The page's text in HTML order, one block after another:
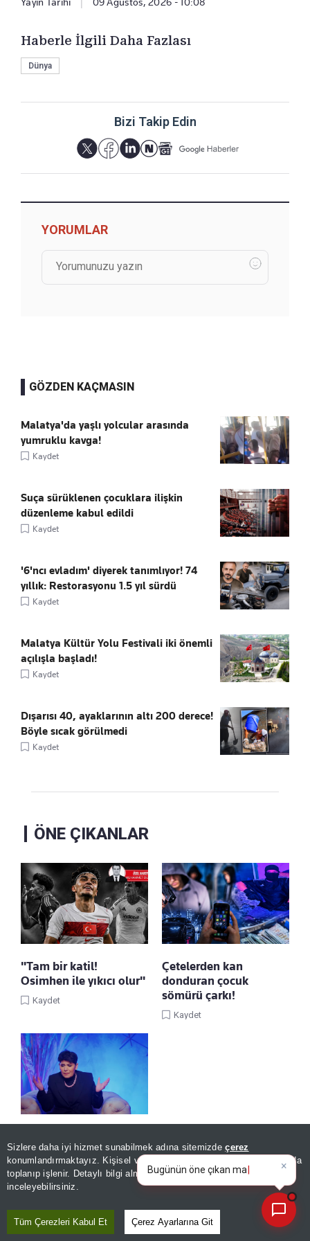
Sizlere daha iyi hizmet sunabilmek adına sitemizdeçerez
konumlandırmaktayız. Kişisel verileriniz, KVKK ve GDPR kapsamında
toplanıp işlenir. Detaylı bilgi almak içinAydınlatma Metnimizi
inceleyebilirsiniz.
Tüm Çerezleri Kabul Et Çerez Ayarlarına Git
Haberle İlgili Daha Fazlası
Dünya
Bizi Takip Edin
YORUMLAR
GÖZDEN KAÇMASIN
Malatya'da yaşlı yolcular arasında
yumruklu kavga!
Kaydet
Suça sürüklenen çocuklara ilişkin
düzenleme kabul edildi
Kaydet
'6'ncı evladım' diyerek tanımlıyor! 74
yıllık: Restorasyonu 1.5 yıl sürdü
Kaydet
Malatya Kültür Yolu Festivali iki önemli
açılışla başladı!
Kaydet
Dışarısı 40, ayaklarının altı 200 derece!
Böyle sıcak görülmedi
Kaydet
ÖNE ÇIKANLAR
"Tam bir katil!
Osimhen ile yıkıcı olur"
Kaydet
Çetelerden kan
donduran çocuk
sömürü çarkı!
Kaydet
hastalığı neydi?
Kaydet
×
Bugünün öne çıkan manşetleri
ve gelişmeleri neler?